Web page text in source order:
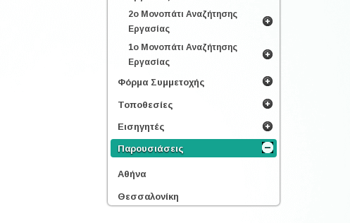
2ο Μονοπάτι Αναζήτησης
Εργασίας
1ο Μονοπάτι Αναζήτησης
Εργασίας
Φόρμα Συμμετοχής
Τοποθεσίες
Εισηγητές
Παρουσιάσεις
Αθήνα
Θεσσαλονίκη